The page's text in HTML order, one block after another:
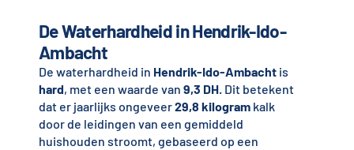
De Waterhardheid in Hendrik-Ido-
Ambacht
De waterhardheid in Hendrik-Ido-Ambachtis
hard, met een waarde van 9,3 DH. Dit betekent
dat er jaarlijks ongeveer29,8 kilogramkalk
door de leidingen van een gemiddeld
huishouden stroomt, gebaseerd op een